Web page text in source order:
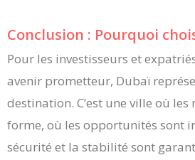
Conclusion : Pourquoi
Pour les investisseurs et
avenir prometteur, Dubaï
destination. C’est une ville où les
forme, où les opportunités sont
sécurité et la stabilité sont